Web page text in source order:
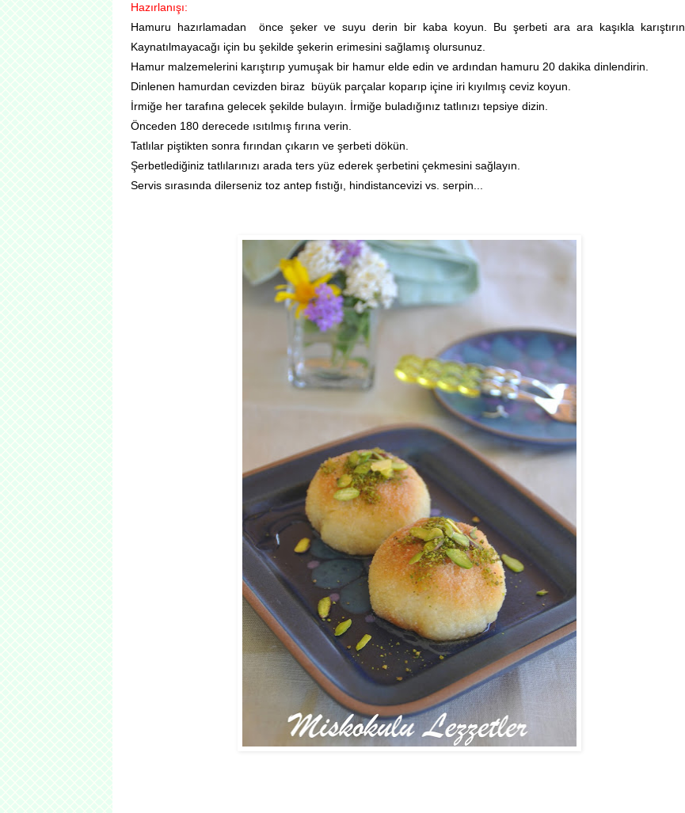
Hazırlanışı:
Hamuru hazırlamadan önce şeker ve suyu derin bir kaba koyun. Bu şerbeti ara ara kaşıkla karıştırın.
Kaynatılmayacağı için bu şekilde şekerin erimesini sağlamış olursunuz.
Hamur malzemelerini karıştırıp yumuşak bir hamur elde edin ve ardından hamuru 20 dakika dinlendirin.
Dinlenen hamurdan cevizden biraz büyük parçalar koparıp içine iri kıyılmış ceviz koyun.
İrmiğe her tarafına gelecek şekilde bulayın. İrmiğe buladığınız tatlınızı tepsiye dizin.
Önceden 180 derecede ısıtılmış fırına verin.
Tatlılar piştikten sonra fırından çıkarın ve şerbeti dökün.
Şerbetlediğiniz tatlılarınızı arada ters yüz ederek şerbetini çekmesini sağlayın.
Servis sırasında dilerseniz toz antep fıstığı, hindistancevizi vs. serpin...